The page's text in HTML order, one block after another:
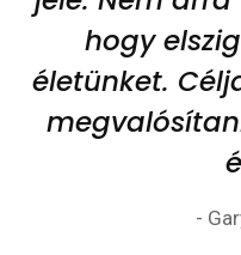
hogy
életünket.
-